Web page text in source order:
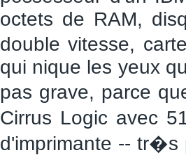
octets de RAM,
double vitesse,
qui nique les yeux
pas grave, parce
Cirrus Logic avec
d'imprimante --